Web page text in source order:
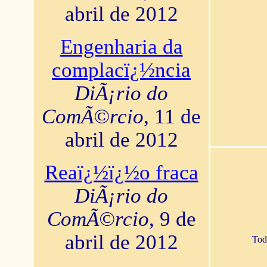
abril de 2012
Engenharia da
complacï¿½ncia
DiÃ¡rio do
ComÃ©rcio, 11 de
abril de 2012
Reaï¿½ï¿½o fraca
DiÃ¡rio do
ComÃ©rcio, 9 de
abril de 2012